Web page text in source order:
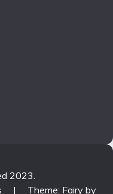
2023.
| Theme: Fairy by